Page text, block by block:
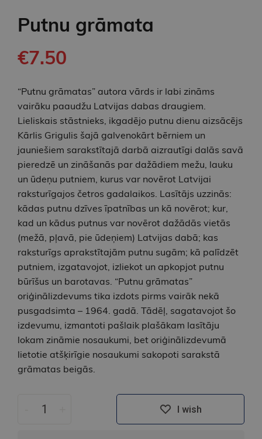
Putnu grāmata
€7.50
“Putnu grāmatas” autora vārds ir labi zināms
vairāku paaudžu Latvijas dabas draugiem.
Lieliskais stāstnieks, ikgadējo putnu dienu aizsācējs
Kārlis Grigulis šajā galvenokārt bērniem un
jauniešiem sarakstītajā darbā aizrautīgi dalās savā
pieredzē un zināšanās par dažādiem mežu, lauku
un ūdeņu putniem, kurus var novērot Latvijai
raksturīgajos četros gadalaikos. Lasītājs uzzinās:
kādas putnu dzīves īpatnības un kā novērot; kur,
kad un kādus putnus var novērot dažādās vietās
(mežā, pļavā, pie ūdeņiem) Latvijas dabā; kas
raksturīgs aprakstītajām putnu sugām; kā palīdzēt
putniem, izgatavojot, izliekot un apkopjot putnu
būrīšus un barotavas. “Putnu grāmatas”
oriģinālizdevums tika izdots pirms vairāk nekā
pusgadsimta – 1964. gadā. Tādēļ, sagatavojot šo
izdevumu, izmantoti pašlaik plašākam lasītāju
lokam zināmie nosaukumi, bet oriģinālizdevumā
lietotie atšķirīgie nosaukumi sakopoti sarakstā
grāmatas beigās.
I wish